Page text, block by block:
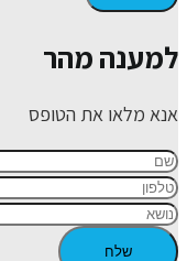
למענה מהר
אנא מלאו את הטופס